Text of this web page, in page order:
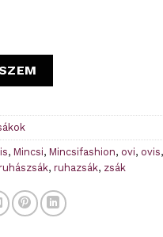
, Mincsi, Mincsifashion, ovi, ovis,
, ruhazsák, zsák